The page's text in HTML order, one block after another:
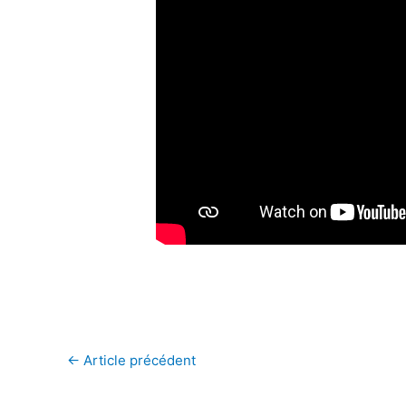
← Article précédent